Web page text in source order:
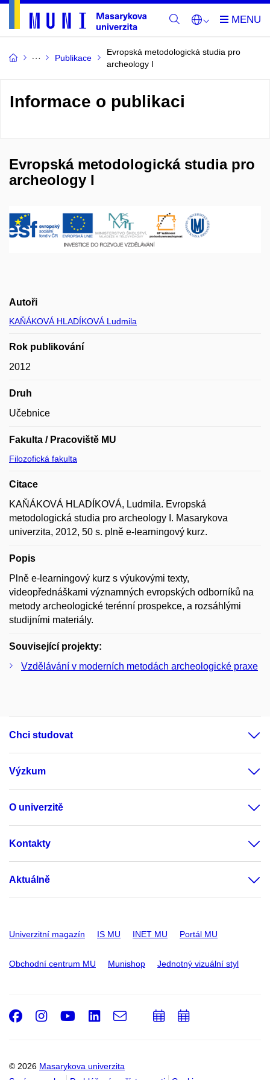
Publikace
Evropská metodologická studia pro
archeology I
Informace o publikaci
Evropská metodologická studia pro
archeology I
Autoři
KAŇÁKOVÁ HLADÍKOVÁ Ludmila
Rok publikování
2012
Druh
Učebnice
Fakulta / Pracoviště MU
Filozofická fakulta
Citace
KAŇÁKOVÁ HLADÍKOVÁ, Ludmila. Evropská
metodologická studia pro archeology I. Masarykova
univerzita, 2012, 50 s. plně e-learningový kurz.
Popis
Plně e-learningový kurz s výukovými texty,
videopřednáškami významných evropských odborníků na
metody archeologické terénní prospekce, a rozsáhlými
studijními materiály.
Související projekty:
Vzdělávání v moderních metodách archeologické praxe
Chci studovat
Výzkum
O univerzitě
Kontakty
Aktuálně
Univerzitní magazín IS MU INET MU Portál MU
Obchodní centrum MU Munishop Jednotný vizuální styl
© 2026 Masarykova univerzita
Facebook
Instagram
Youtube
LinkedIn
e-
Email
PřidatPřidat